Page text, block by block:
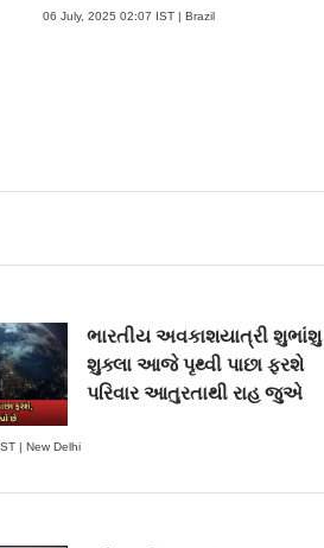
06 July, 2025 02:07 IST | Brazil
ભારતીય અવકાશયાત્રી શુભાંશુ
શુક્લા આજે પૃથ્વી પાછા ફરશે
પરિવાર આતુરતાથી રાહ જુએ
| New Delhi